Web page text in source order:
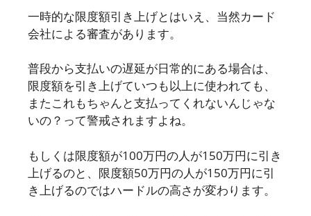
一時的な限度額引き上げとはいえ、当然カード
会社による審査があります。
普段から支払いの遅延が日常的にある場合は、
限度額を引き上げていつも以上に使われても、
またこれもちゃんと支払ってくれないんじゃな
いの？って警戒されますよね。
もしくは限度額が100万円の人が150万円に引き
上げるのと、限度額50万円の人が150万円に引
き上げるのではハードルの高さが変わります。